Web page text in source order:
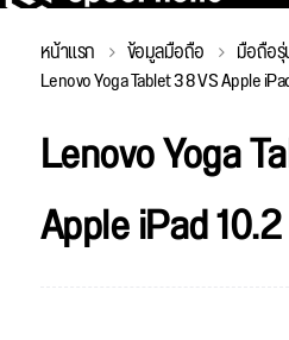
หน้าแรก ข้อมูลมือถือ มือถือ
Lenovo Yoga Tablet 3 8 VS Apple
Lenovo Yoga
Apple iPad